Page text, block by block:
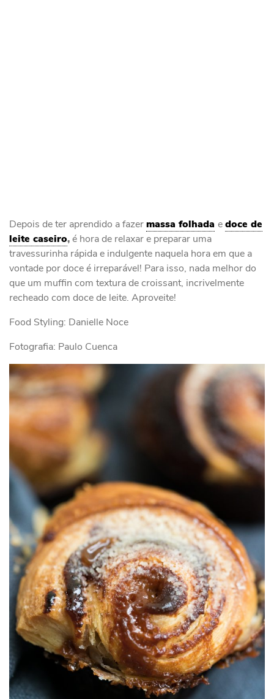
Depois de ter aprendido a fazermassa folhada edoce de
leite caseiro,é hora de relaxar e preparar uma
travessurinha rápida e indulgente naquela hora em que a
vontade por doce é irreparável! Para isso, nada melhor do
que um muffin com textura de croissant, incrivelmente
recheado com doce de leite. Aproveite!
Food Styling: Danielle Noce
Fotografia: Paulo Cuenca